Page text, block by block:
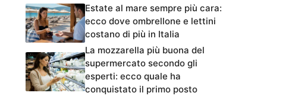
Estate al mare sempre più cara:
ecco dove ombrellone e lettini
costano di più in Italia
La mozzarella più buona del
supermercato secondo gli
esperti: ecco quale ha
conquistato il primo posto